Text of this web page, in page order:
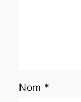
Nom *